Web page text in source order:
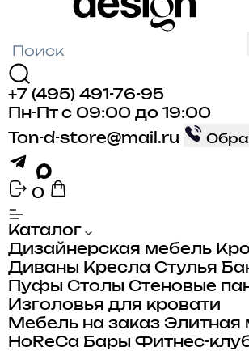
+7 (495) 491-76-95
Пн-Пт с 09:00 до 19:00
Ton-d-store@mail.ru
0
Каталог
Дизайнерская мебель
Диваны Кресла Стулья
Пуфы Столы Стеновые
Изголовья для кровати
Мебель на заказ Элитная
HoReCa Бары Фитнес-